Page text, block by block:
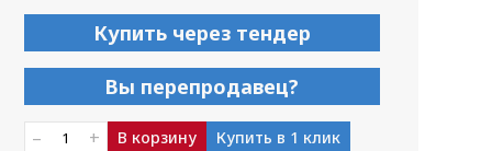
Купить через тендер
Вы перепродавец?
– + В корзину Купить в 1 клик